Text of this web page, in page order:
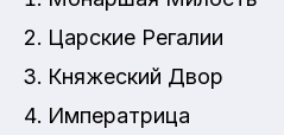
Царские Регалии
Княжеский Двор
Императрица